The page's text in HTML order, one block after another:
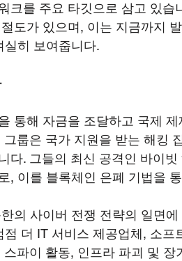
크를 주요 타깃으로 삼고 있습
도가 있으며, 이는 지금까지
실히 보여줍니다.
통해 자금을 조달하고 국제
룹은 국가 지원을 받는 해킹
다. 그들의 최신 공격인 바이
, 이를 블록체인 은폐 기법을
의 사이버 전쟁 전략의 일면
더 IT 서비스 제공업체, 소프
파이 활동, 인프라 파괴 및 장